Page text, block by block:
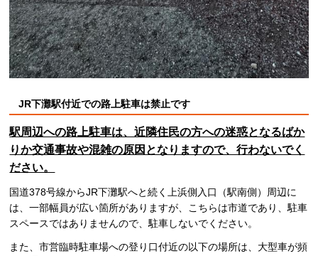
JR下灘駅付近での路上駐車は禁止です
駅周辺への路上駐車は、近隣住民の方への迷惑となるばか
りか交通事故や混雑の原因となりますので、行わないでく
ださい。
国道378号線からJR下灘駅へと続く上浜側入口（駅南側）周辺に
は、一部幅員が広い箇所がありますが、こちらは市道であり、駐車
スペースではありませんので、駐車しないでください。
また、市営臨時駐車場への登り口付近の以下の場所は、大型車が頻